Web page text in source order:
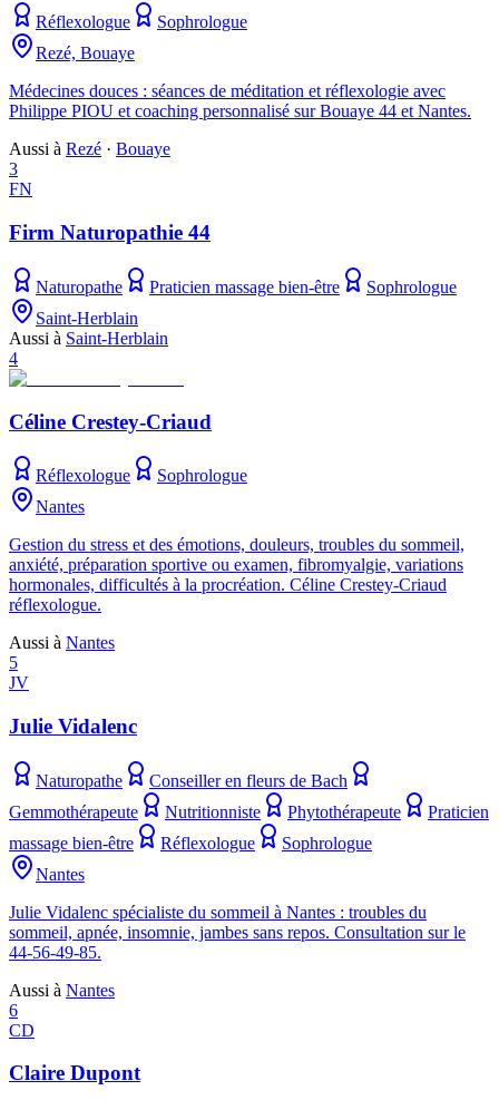
Réflexologue
Sophrologue
Rezé, Bouaye
Médecines douces : séances de méditation et réflexologie avec
Philippe PIOU et coaching personnalisé sur Bouaye 44 et Nantes.
Aussi à Rezé · Bouaye
3
FN
Firm Naturopathie 44
Naturopathe Praticien massage bien-être
Sophrologue
Saint-Herblain
Aussi à Saint-Herblain
4
Céline Crestey-Criaud
Réflexologue
Sophrologue
Nantes
Gestion du stress et des émotions, douleurs, troubles du sommeil,
anxiété, préparation sportive ou examen, fibromyalgie, variations
hormonales, difficultés à la procréation. Céline Crestey-Criaud
réflexologue.
Aussi à Nantes
5
JV
Julie Vidalenc
Naturopathe
Conseiller en fleurs de Bach
Gemmothérapeute
Nutritionniste Phytothérapeute
Praticien
massage bien-être
Réflexologue
Sophrologue
Nantes
Julie Vidalenc spécialiste du sommeil à Nantes : troubles du
sommeil, apnée, insomnie, jambes sans repos. Consultation sur le
44-56-49-85.
Aussi à Nantes
6
CD
Claire Dupont